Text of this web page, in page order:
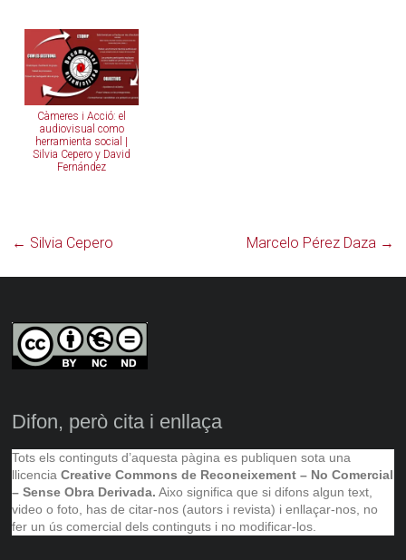
Càmeres i Acció: el
audiovisual como
herramienta social |
Silvia Cepero y David
Fernández
← Silvia Cepero Marcelo Pérez Daza →
Difon, però cita i enllaça
Tots els continguts d’aquesta pàgina es publiquen sota una
llicenciaCreative Commons de Reconeixement – No Comercial
– Sense Obra Derivada. Aixo significa que si difons algun text,
video o foto, has de citar-nos (autors i revista) i enllaçar-nos, no
fer un ús comercial dels continguts i no modificar-los.